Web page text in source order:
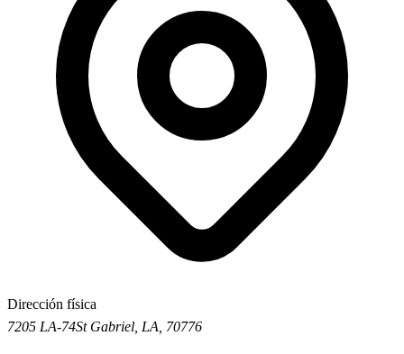
Dirección física
7205 LA-74St Gabriel, LA, 70776